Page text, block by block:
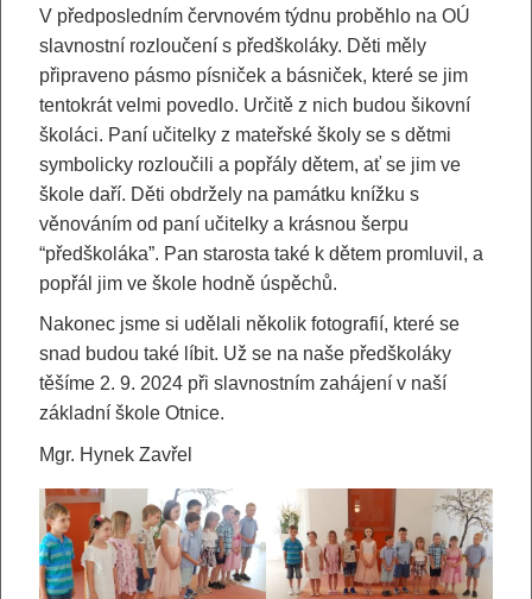
V předposledním červnovém týdnu proběhlo na OÚ
slavnostní rozloučení s předškoláky. Děti měly
připraveno pásmo písniček a básniček, které se jim
tentokrát velmi povedlo. Určitě z nich budou šikovní
školáci. Paní učitelky z mateřské školy se s dětmi
symbolicky rozloučili a popřály dětem, ať se jim ve
škole daří. Děti obdržely na památku knížku s
věnováním od paní učitelky a krásnou šerpu
“předškoláka”. Pan starosta také k dětem promluvil, a
popřál jim ve škole hodně úspěchů.
Nakonec jsme si udělali několik fotografií, které se
snad budou také líbit. Už se na naše předškoláky
těšíme 2. 9. 2024 při slavnostním zahájení v naší
základní škole Otnice.
Mgr. Hynek Zavřel